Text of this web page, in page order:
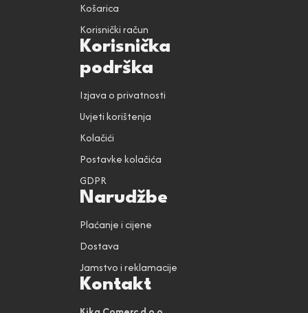
Košarica
Korisnički račun
Korisnička
podrška
Izjava o privatnosti
Uvjeti korištenja
Kolačići
Postavke kolačića
GDPR
Narudžbe
Plaćanje i cijene
Dostava
Jamstvo i reklamacije
Kontakt